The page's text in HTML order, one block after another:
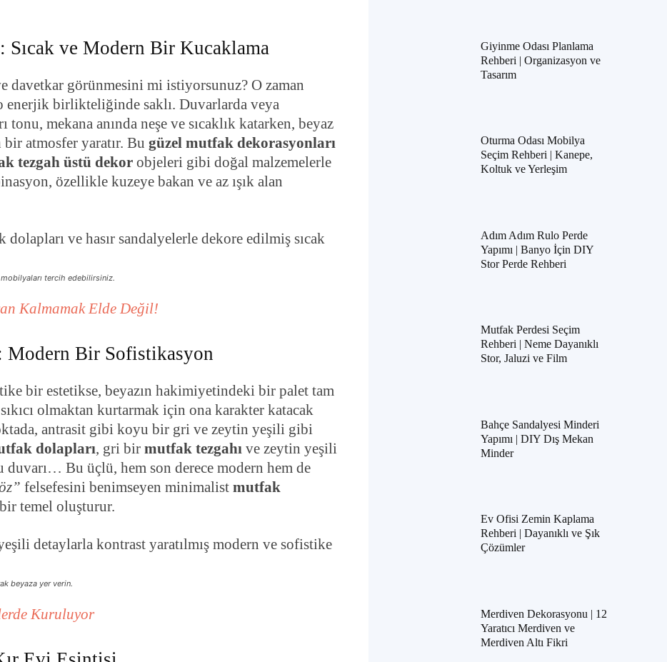
Sıcak ve Modern Bir Kucaklama
davetkar görünmesini mi istiyorsunuz? O zaman
o enerjik birlikteliğinde saklı. Duvarlarda veya
mekana anında neşe ve sıcaklık katarken, beyaz
bir atmosfer yaratır. Bu güzel mutfak dekorasyonları
tezgah üstü dekor objeleri gibi doğal malzemelerle
özellikle kuzeye bakan ve az ışık alan
mobilyaları tercih edebilirsiniz.
Kalmamak Elde Değil!
Bir Sofistikasyon
bir estetikse, beyazın hakimiyetindeki bir palet tam
olmaktan kurtarmak için ona karakter katacak
antrasit gibi koyu bir gri ve zeytin yeşili gibi
dolapları, gri bir mutfak tezgahı ve zeytin yeşili
duvarı… Bu üçlü, hem son derece modern hem de
felsefesini benimseyen minimalist mutfak
temel oluşturur.
beyaza yer verin.
Kuruluyor
Giyinme Odası Planlama
Rehberi | Organizasyon ve
Tasarım
Oturma Odası Mobilya
Seçim Rehberi | Kanepe,
Koltuk ve Yerleşim
Adım Adım Rulo Perde
Yapımı | Banyo İçin DIY
Stor Perde Rehberi
Mutfak Perdesi Seçim
Rehberi | Neme Dayanıklı
Stor, Jaluzi ve Film
Bahçe Sandalyesi Minderi
Yapımı | DIY Dış Mekan
Minder
Ev Ofisi Zemin Kaplama
Rehberi | Dayanıklı ve Şık
Çözümler
Merdiven Dekorasyonu | 12
Yaratıcı Merdiven ve
Merdiven Altı Fikri